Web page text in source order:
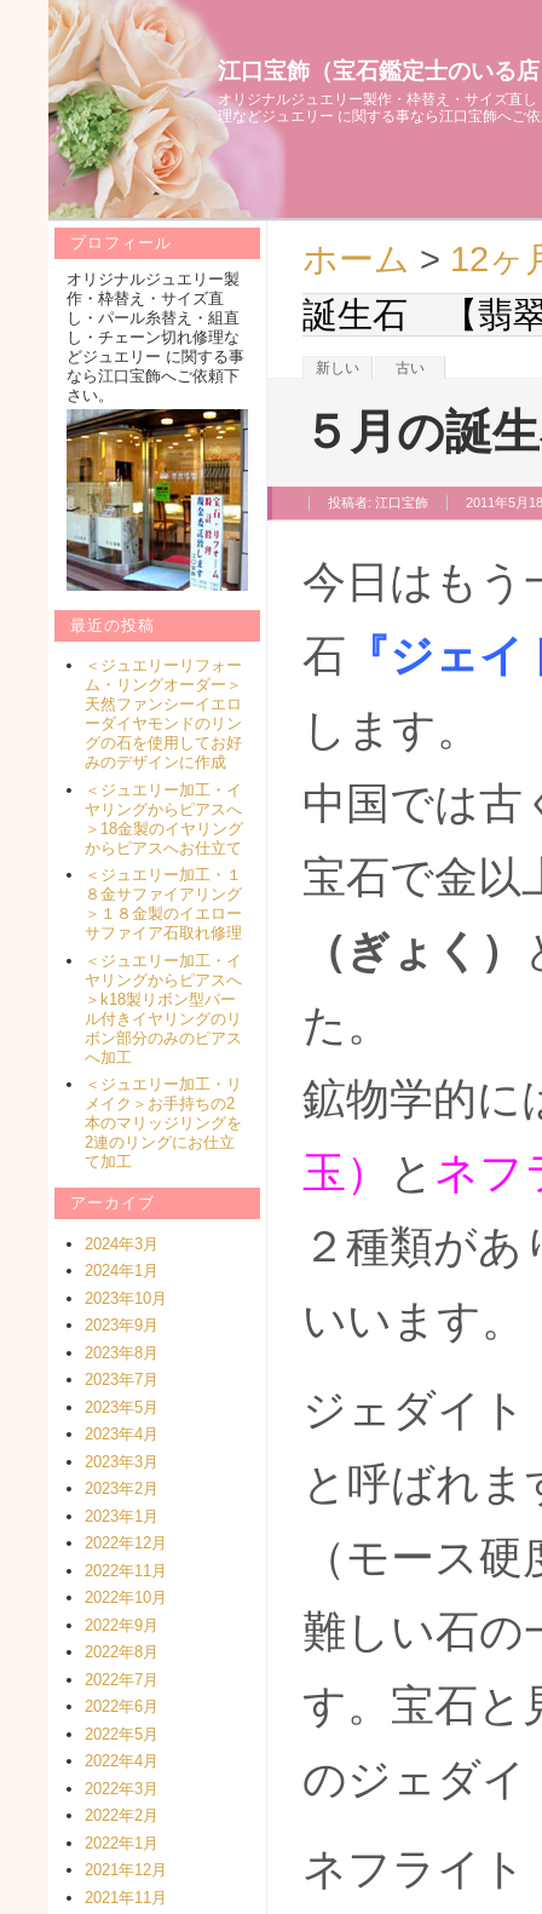
江口宝飾（宝石鑑定士のいる
オリジナルジュエリー製作・枠替え・サイズ直
理などジュエリー に関する事なら江口宝飾へご
ホーム > 12ヶ
誕生石 【翡
新しい 古い
５月の誕
投稿者: 江口宝飾 2011年5月
今日はもう
石 『ジェ
します。
中国では古
宝石で金以
（ぎょく）
鉱物学的に
玉）
と ネフ
２種類があ
いいます。
ジェダイト
と呼ばれ
（モース
難しい石の
す。宝石と
のジェダイ
ネフライト
プロフィール
オリジナルジュエリー製
作・枠替え・サイズ直
し・パール糸替え・組直
し・チェーン切れ修理な
どジュエリー に関する事
なら江口宝飾へご依頼下
さい。
最近の投稿
＜ジュエリーリフォー
ム・リングオーダー＞
天然ファンシーイエロ
ーダイヤモンドのリン
グの石を使用してお好
みのデザインに作成
＜ジュエリー加工・イ
ヤリングからピアスへ
＞18金製のイヤリング
からピアスへお仕立て
＜ジュエリー加工・１
８金サファイアリング
＞１８金製のイエロー
サファイア石取れ修理
＜ジュエリー加工・イ
ヤリングからピアスへ
＞k18製リボン型パー
ル付きイヤリングのリ
ボン部分のみのピアス
へ加工
＜ジュエリー加工・リ
メイク＞お手持ちの2
本のマリッジリングを
2連のリングにお仕立
て加工
アーカイブ
2024年3月
2024年1月
2023年10月
2023年9月
2023年8月
2023年7月
2023年5月
2023年4月
2023年3月
2023年2月
2023年1月
2022年12月
2022年11月
2022年10月
2022年9月
2022年8月
2022年7月
2022年6月
2022年5月
2022年4月
2022年3月
2022年2月
2022年1月
2021年12月
2021年11月